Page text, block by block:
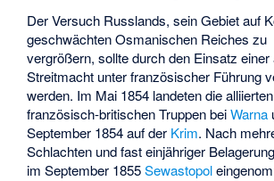
Der Versuch Russlands, sein Gebiet auf
geschwächten Osmanischen Reiches zu
vergrößern, sollte durch den Einsatz einer
Streitmacht unter französischer Führung
werden. Im Mai 1854 landeten die alliierten
französisch-britischen Truppen beiWarna
September 1854 auf der Krim. Nach
Schlachten und fast einjähriger
im September 1855Sewastopol